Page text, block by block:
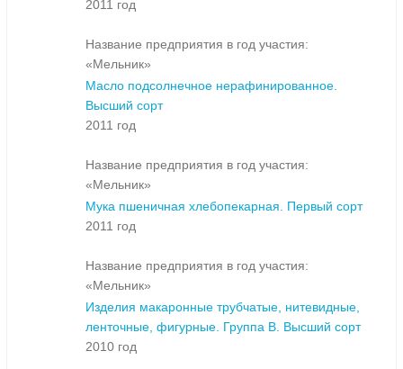
2011 год
Название предприятия в год участия:
«Мельник»
Масло подсолнечное нерафинированное.
Высший сорт
2011 год
Название предприятия в год участия:
«Мельник»
Мука пшеничная хлебопекарная. Первый сорт
2011 год
Название предприятия в год участия:
«Мельник»
Изделия макаронные трубчатые, нитевидные,
ленточные, фигурные. Группа В. Высший сорт
2010 год